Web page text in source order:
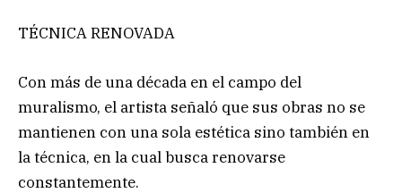
TÉCNICA RENOVADA
Con más de una década en el campo del
muralismo, el artista señaló que sus obras no se
mantienen con una sola estética sino también en
la técnica, en la cual busca renovarse
constantemente.